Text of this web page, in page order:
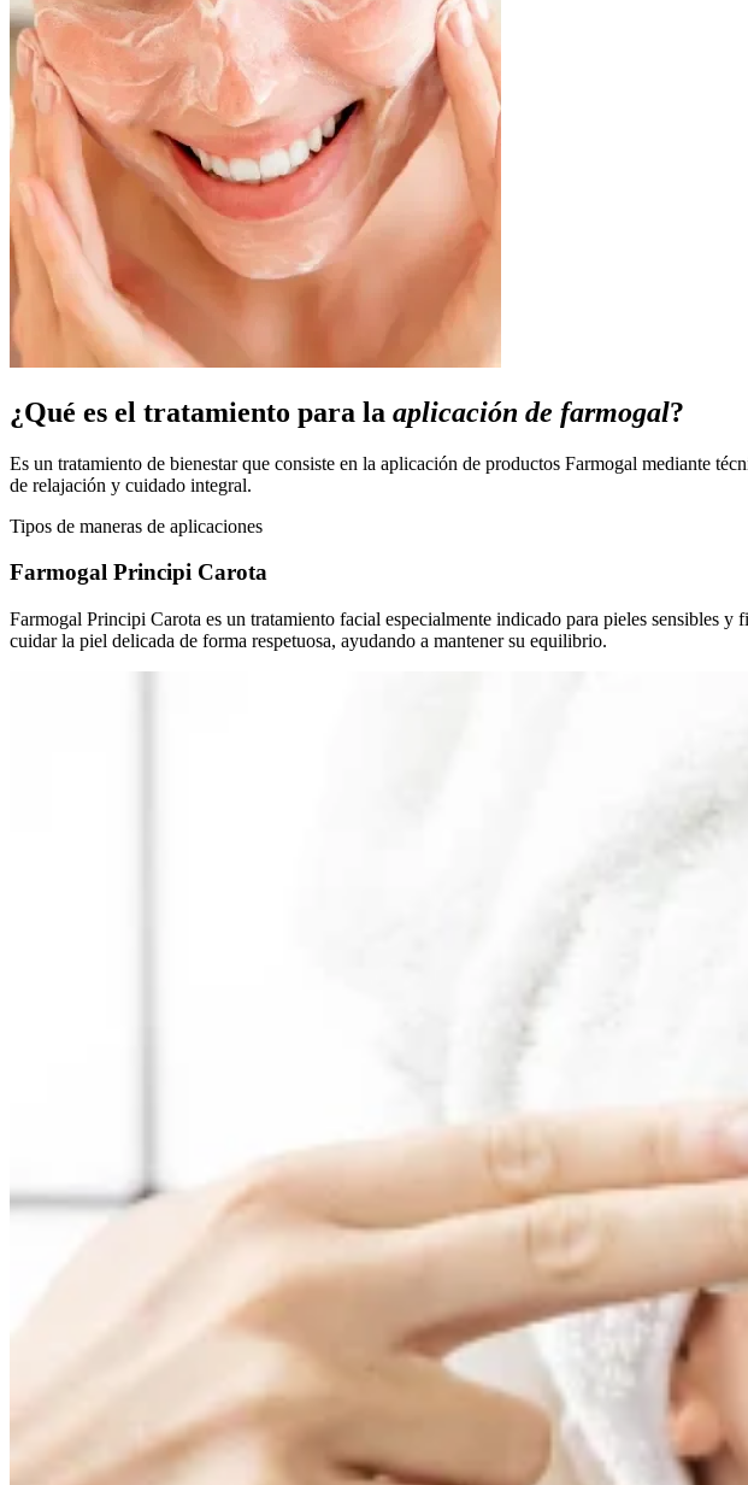
¿Qué es el tratamiento para la aplicación de farmogal?
Es un tratamiento de bienestar que consiste en la aplicación de productos Farmogal mediante
de relajación y cuidado integral.
Tipos de maneras de aplicaciones
Farmogal Principi Carota
Farmogal Principi Carota es un tratamiento facial especialmente indicado para pieles sensibles
cuidar la piel delicada de forma respetuosa, ayudando a mantener su equilibrio.